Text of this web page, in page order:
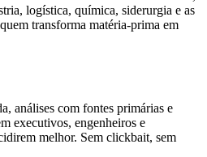
logística, química, siderurgia e as
transforma matéria-prima em
análises com fontes primárias e
executivos, engenheiros e
melhor. Sem clickbait, sem